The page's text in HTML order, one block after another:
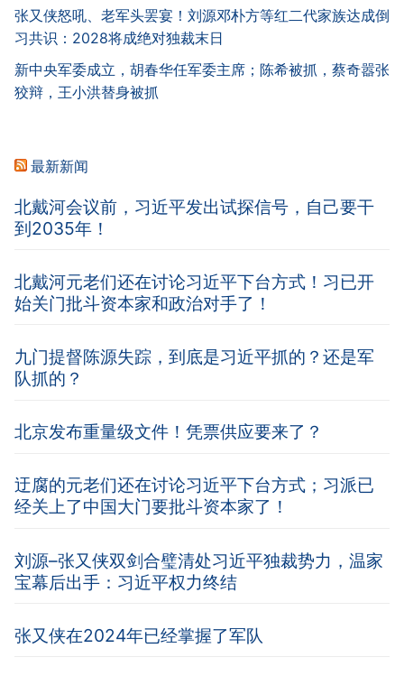
张又侠怒吼、老军头罢宴！刘源邓朴方等红二代家族达成倒
习共识：2028将成绝对独裁末日
新中央军委成立，胡春华任军委主席；陈希被抓，蔡奇嚣张
狡辩，王小洪替身被抓
最新新闻
北戴河会议前，习近平发出试探信号，自己要干
到2035年！
北戴河元老们还在讨论习近平下台方式！习已开
始关门批斗资本家和政治对手了！
九门提督陈源失踪，到底是习近平抓的？还是军
队抓的？
北京发布重量级文件！凭票供应要来了？
迂腐的元老们还在讨论习近平下台方式；习派已
经关上了中国大门要批斗资本家了！
刘源–张又侠双剑合璧清处习近平独裁势力，温家
宝幕后出手：习近平权力终结
张又侠在2024年已经掌握了军队